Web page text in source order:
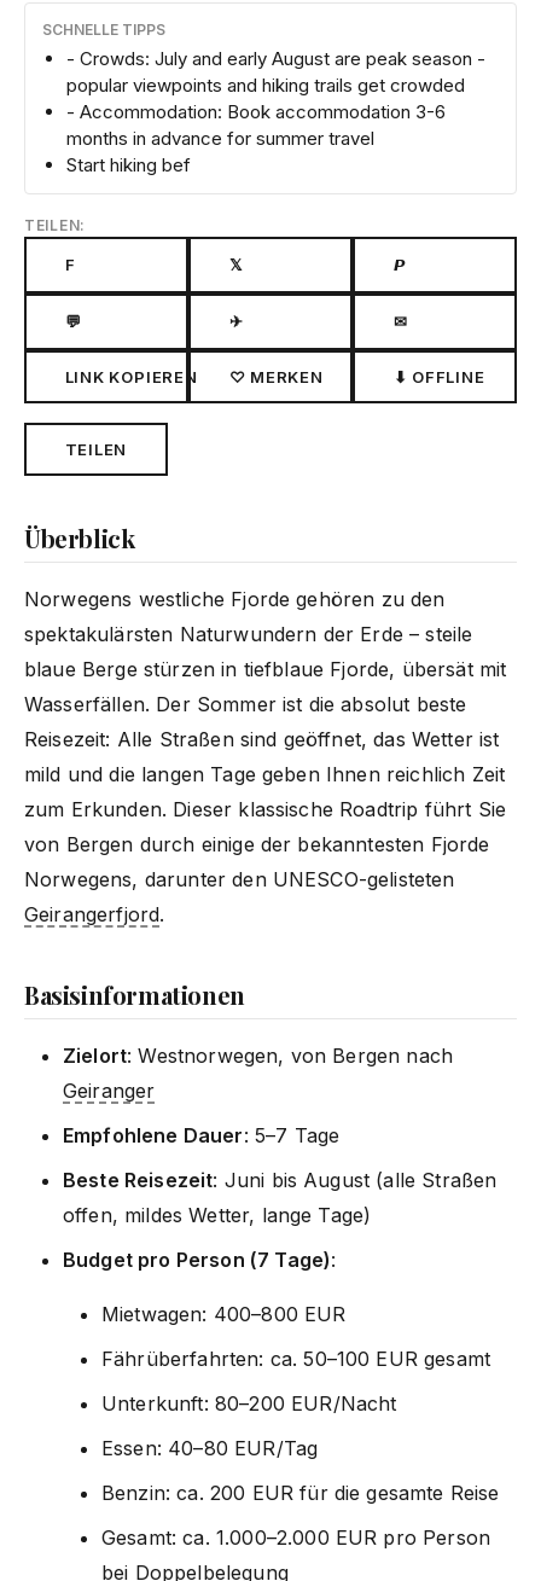
SCHNELLE TIPPS
- Crowds: July and early August are peak season -
popular viewpoints and hiking trails get crowded
- Accommodation: Book accommodation 3-6
months in advance for summer travel
Start hiking bef
TEILEN:
F 𝕏 𝙋
💬 ✈ ✉
LINK KOPIEREN ♡ MERKEN ⬇ OFFLINE
TEILEN
Überblick
Norwegens westliche Fjorde gehören zu den
spektakulärsten Naturwundern der Erde – steile
blaue Berge stürzen in tiefblaue Fjorde, übersät mit
Wasserfällen. Der Sommer ist die absolut beste
Reisezeit: Alle Straßen sind geöffnet, das Wetter ist
mild und die langen Tage geben Ihnen reichlich Zeit
zum Erkunden. Dieser klassische Roadtrip führt Sie
von Bergen durch einige der bekanntesten Fjorde
Norwegens, darunter den UNESCO-gelisteten
Geirangerfjord.
Basisinformationen
Zielort: Westnorwegen, von Bergen nach
Geiranger
Empfohlene Dauer: 5–7 Tage
Beste Reisezeit: Juni bis August (alle Straßen
offen, mildes Wetter, lange Tage)
Budget pro Person (7 Tage):
Mietwagen: 400–800 EUR
Fährüberfahrten: ca. 50–100 EUR gesamt
Unterkunft: 80–200 EUR/Nacht
Essen: 40–80 EUR/Tag
Benzin: ca. 200 EUR für die gesamte Reise
Gesamt: ca. 1.000–2.000 EUR pro Person
bei Doppelbelegung